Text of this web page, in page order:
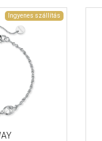
Ingyenes szállítás